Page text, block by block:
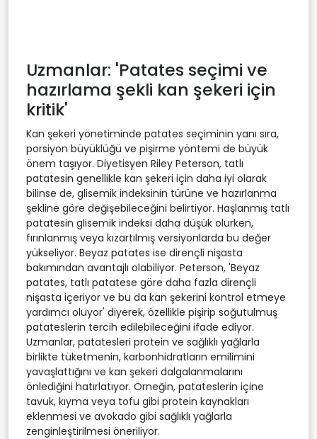
Uzmanlar: 'Patates seçimi ve
hazırlama şekli kan şekeri için
kritik'
Kan şekeri yönetiminde patates seçiminin yanı sıra,
porsiyon büyüklüğü ve pişirme yöntemi de büyük
önem taşıyor. Diyetisyen Riley Peterson, tatlı
patatesin genellikle kan şekeri için daha iyi olarak
bilinse de, glisemik indeksinin türüne ve hazırlanma
şekline göre değişebileceğini belirtiyor. Haşlanmış tatlı
patatesin glisemik indeksi daha düşük olurken,
fırınlanmış veya kızartılmış versiyonlarda bu değer
yükseliyor. Beyaz patates ise dirençli nişasta
bakımından avantajlı olabiliyor. Peterson, 'Beyaz
patates, tatlı patatese göre daha fazla dirençli
nişasta içeriyor ve bu da kan şekerini kontrol etmeye
yardımcı oluyor' diyerek, özellikle pişirip soğutulmuş
patateslerin tercih edilebileceğini ifade ediyor.
Uzmanlar, patatesleri protein ve sağlıklı yağlarla
birlikte tüketmenin, karbonhidratların emilimini
yavaşlattığını ve kan şekeri dalgalanmalarını
önlediğini hatırlatıyor. Örneğin, patateslerin içine
tavuk, kıyma veya tofu gibi protein kaynakları
eklenmesi ve avokado gibi sağlıklı yağlarla
zenginleştirilmesi öneriliyor.